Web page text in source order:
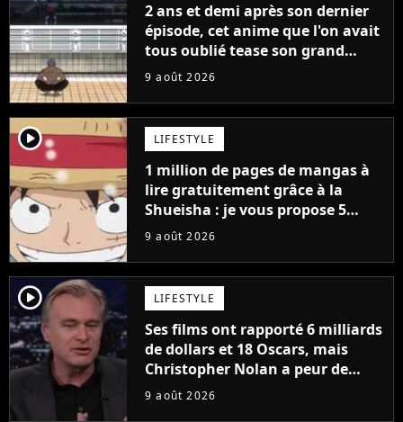
2 ans et demi après son dernier
épisode, cet anime que l'on avait
tous oublié tease son grand
retour
9 août 2026
player2 LIFESTYLE
1 million de pages de mangas à
lire gratuitement grâce à la
Shueisha : je vous propose 5
mangas jamais sortis en France
9 août 2026
player2 LIFESTYLE
Ses films ont rapporté 6 milliards
de dollars et 18 Oscars, mais
Christopher Nolan a peur de
tourner un genre de films très
9 août 2026